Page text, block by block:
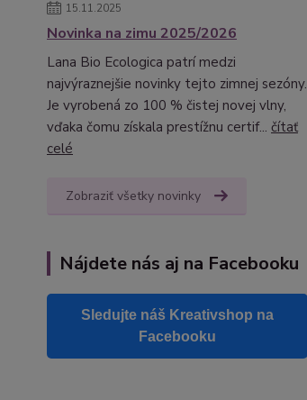
15.11.2025
Novinka na zimu 2025/2026
Lana Bio Ecologica patrí medzi
najvýraznejšie novinky tejto zimnej sezóny.
Je vyrobená zo 100 % čistej novej vlny,
vďaka čomu získala prestížnu certif... čítať
celé
Zobraziť všetky novinky
Nájdete nás aj na Facebooku
Sledujte náš Kreativshop na
Facebooku